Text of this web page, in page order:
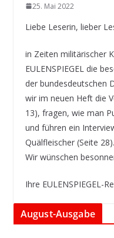
25. Mai 2022
Liebe Leserin, lieber
in Zeiten militärischer
EULENSPIEGEL die
der bundesdeutschen
wir im neuen Heft die
13), fragen, wie man
und führen ein
Quälfleischer (Seite 28).
Wir wünschen
Ihre EULENSPIEGEL-
August-Ausgabe